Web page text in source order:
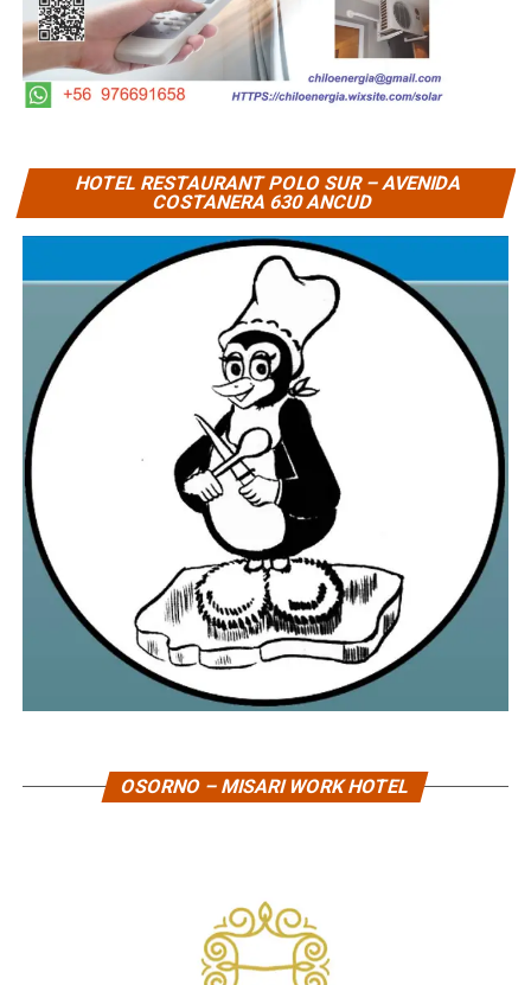
HOTEL RESTAURANT POLO SUR – AVENIDA
COSTANERA 630 ANCUD
OSORNO – MISARI WORK HOTEL